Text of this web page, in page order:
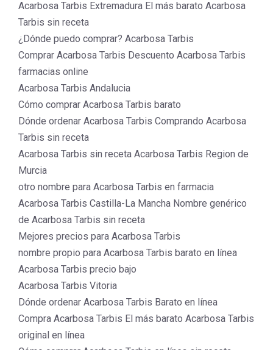
Acarbosa Tarbis Extremadura El más barato Acarbosa
Tarbis sin receta
¿Dónde puedo comprar? Acarbosa Tarbis
Comprar Acarbosa Tarbis Descuento Acarbosa Tarbis
farmacias online
Acarbosa Tarbis Andalucia
Cómo comprar Acarbosa Tarbis barato
Dónde ordenar Acarbosa Tarbis Comprando Acarbosa
Tarbis sin receta
Acarbosa Tarbis sin receta Acarbosa Tarbis Region de
Murcia
otro nombre para Acarbosa Tarbis en farmacia
Acarbosa Tarbis Castilla-La Mancha Nombre genérico
de Acarbosa Tarbis sin receta
Mejores precios para Acarbosa Tarbis
nombre propio para Acarbosa Tarbis barato en línea
Acarbosa Tarbis precio bajo
Acarbosa Tarbis Vitoria
Dónde ordenar Acarbosa Tarbis Barato en línea
Compra Acarbosa Tarbis El más barato Acarbosa Tarbis
original en línea